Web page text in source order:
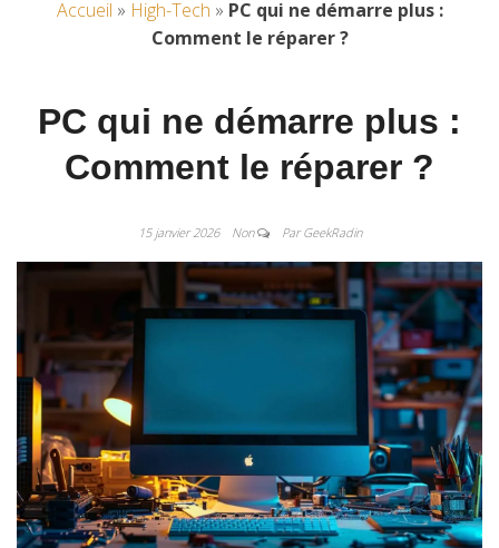
Accueil » High-Tech » PC qui ne démarre plus :
Comment le réparer ?
PC qui ne démarre plus :
Comment le réparer ?
15 janvier 2026 Non Par GeekRadin